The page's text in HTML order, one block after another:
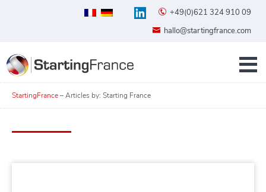
+49(0)621 324 910 09
hallo@startingfrance.com
StartingFrance–Articles by: Starting France